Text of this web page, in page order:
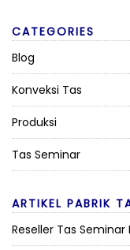
CATEGORIES
Blog
Konveksi Tas
Produksi
Tas Seminar
ARTIKEL PABRIK
Reseller Tas